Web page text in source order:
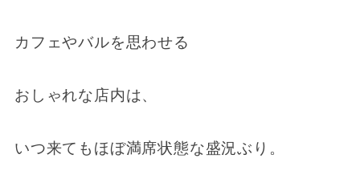
カフェやバルを思わせる
おしゃれな店内は、
いつ来てもほぼ満席状態な盛況ぶり。